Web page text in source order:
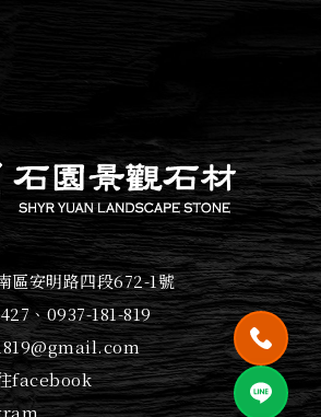
區安明路四段672-1號
、0937-181-819
facebook